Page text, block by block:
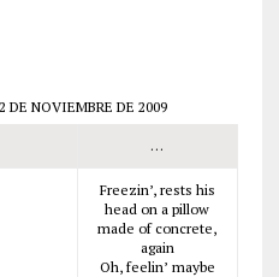
2 DE NOVIEMBRE DE 2009
…
Freezin’, rests his
head on a pillow
made of concrete,
again
Oh, feelin’ maybe